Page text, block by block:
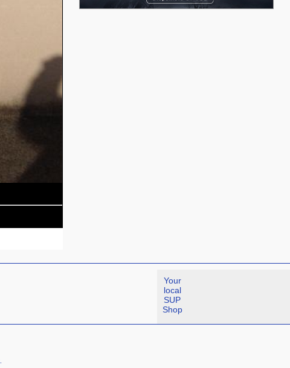
Your
local
SUP
Shop